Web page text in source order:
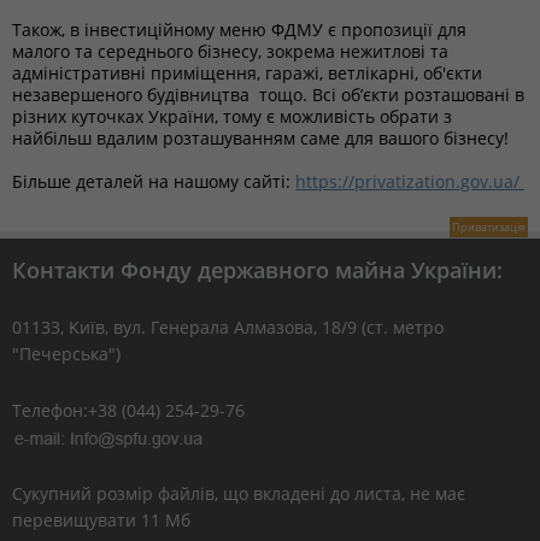
Також, в інвестиційному меню ФДМУ є пропозиції для
малого та середнього бізнесу, зокрема нежитлові та
адміністративні приміщення, гаражі, ветлікарні, об'єкти
незавершеного будівництва тощо. Всі об’єкти розташовані в
різних куточках України, тому є можливість обрати з
найбільш вдалим розташуванням саме для вашого бізнесу!
Більше деталей на нашому сайті: https://privatization.gov.ua/
Приватизація
Контакти Фонду державного майна України:
01133, Kиїв, вул. Генерала Алмазова, 18/9 (ст. метро
"Печерська")
Телефон:+38 (044) 254-29-76
Сукупний розмір файлів, що вкладені до листа, не має
перевищувати 11 Мб